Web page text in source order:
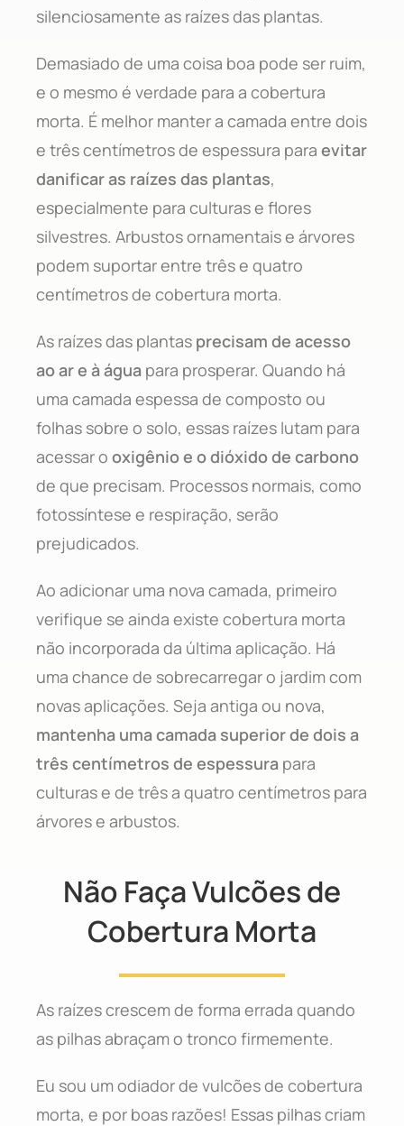
silenciosamente as raízes das plantas.
Demasiado de uma coisa boa pode ser ruim,
e o mesmo é verdade para a cobertura
morta. É melhor manter a camada entre dois
e três centímetros de espessura para evitar
danificar as raízes das plantas,
especialmente para culturas e flores
silvestres. Arbustos ornamentais e árvores
podem suportar entre três e quatro
centímetros de cobertura morta.
As raízes das plantas precisam de acesso
ao ar e à água para prosperar. Quando há
uma camada espessa de composto ou
folhas sobre o solo, essas raízes lutam para
acessar o oxigênio e o dióxido de carbono
de que precisam. Processos normais, como
fotossíntese e respiração, serão
prejudicados.
Ao adicionar uma nova camada, primeiro
verifique se ainda existe cobertura morta
não incorporada da última aplicação. Há
uma chance de sobrecarregar o jardim com
novas aplicações. Seja antiga ou nova,
mantenha uma camada superior de dois a
três centímetros de espessura para
culturas e de três a quatro centímetros para
árvores e arbustos.
Não Faça Vulcões de
Cobertura Morta
As raízes crescem de forma errada quando
as pilhas abraçam o tronco firmemente.
Eu sou um odiador de vulcões de cobertura
morta, e por boas razões! Essas pilhas criam